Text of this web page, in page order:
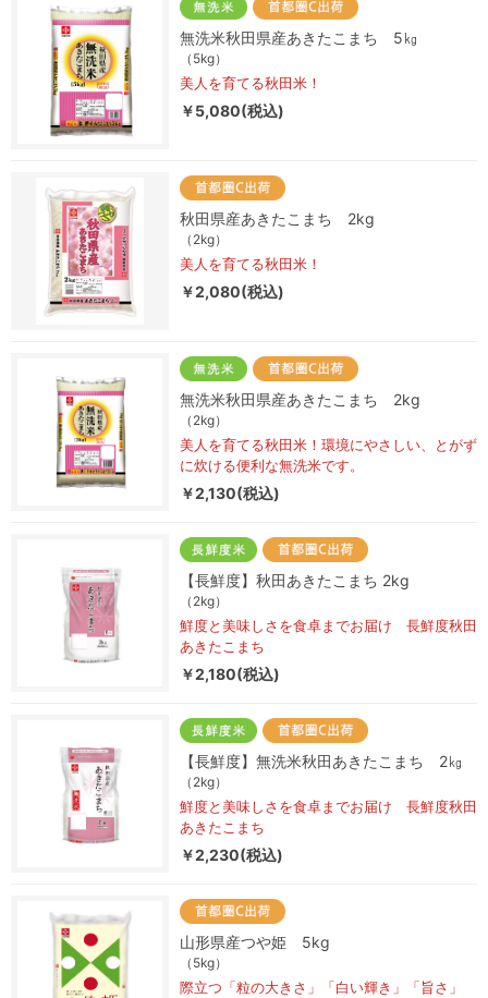
無洗米秋田県産あきたこまち 5㎏
（5kg）
美人を育てる秋田米！
￥5,080(税込)
秋田県産あきたこまち 2kg
（2kg）
美人を育てる秋田米！
￥2,080(税込)
無洗米秋田県産あきたこまち 2kg
（2kg）
美人を育てる秋田米！環境にやさしい、とがず
に炊ける便利な無洗米です。
￥2,130(税込)
【長鮮度】秋田あきたこまち 2kg
（2kg）
鮮度と美味しさを食卓までお届け 長鮮度秋田
あきたこまち
￥2,180(税込)
【長鮮度】無洗米秋田あきたこまち 2㎏
（2kg）
鮮度と美味しさを食卓までお届け 長鮮度秋田
あきたこまち
￥2,230(税込)
山形県産つや姫 5kg
（5kg）
際立つ「粒の大きさ」「白い輝き」「旨さ」